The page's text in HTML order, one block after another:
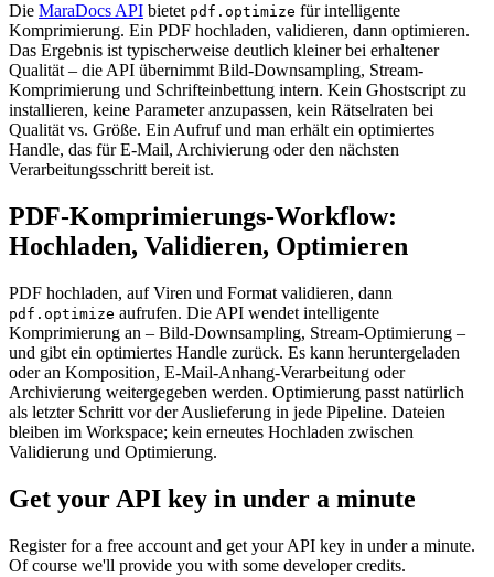
Die MaraDocs API bietet pdf.optimize für intelligente
Komprimierung. Ein PDF hochladen, validieren, dann optimieren.
Das Ergebnis ist typischerweise deutlich kleiner bei erhaltener
Qualität – die API übernimmt Bild-Downsampling, Stream-
Komprimierung und Schrifteinbettung intern. Kein Ghostscript zu
installieren, keine Parameter anzupassen, kein Rätselraten bei
Qualität vs. Größe. Ein Aufruf und man erhält ein optimiertes
Handle, das für E-Mail, Archivierung oder den nächsten
Verarbeitungsschritt bereit ist.
PDF-Komprimierungs-Workflow:
Hochladen, Validieren, Optimieren
PDF hochladen, auf Viren und Format validieren, dann
pdf.optimize aufrufen. Die API wendet intelligente
Komprimierung an – Bild-Downsampling, Stream-Optimierung –
und gibt ein optimiertes Handle zurück. Es kann heruntergeladen
oder an Komposition, E-Mail-Anhang-Verarbeitung oder
Archivierung weitergegeben werden. Optimierung passt natürlich
als letzter Schritt vor der Auslieferung in jede Pipeline. Dateien
bleiben im Workspace; kein erneutes Hochladen zwischen
Validierung und Optimierung.
Get your API key in under a minute
Register for a free account and get your API key in under a minute.
Of course we'll provide you with some developer credits.